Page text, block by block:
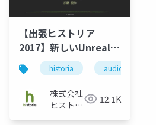
【出張ヒストリア
2017】新しいUnreal
Audio Engineでインタ
ラクティブサウンドコ
ンテンツはどこまでつ
くれるか！？
historia audio
株式会社
ヒストリ
12.1K